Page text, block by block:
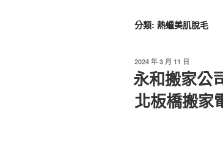
分類: 熱蠟美肌脫毛
發
佈
於
2024 年 3 月 11 日
永和搬家公
北板橋搬家